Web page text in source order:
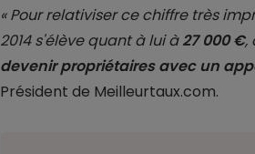
« Pour relativiser ce chiffre très
2014 s'élève quant à lui à27 000 €,
devenir propriétaires avec un
Président de Meilleurtaux.com.